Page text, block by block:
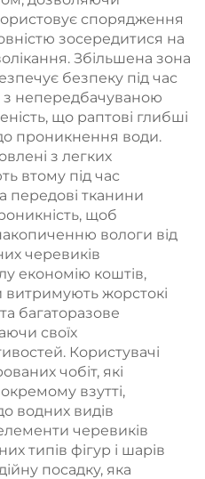
спорядження
зосередитися на
Збільшена зона
безпеку під час
з непередбачуваною
що раптові глибші
проникнення води.
з легких
втому під час
передові тканини
щоб
вологи від
черевиків
економію коштів,
витримують жорстокі
багаторазове
своїх
Користувачі
чобіт, які
взутті,
водних видів
черевиків
типів фігур і шарів
посадку, яка